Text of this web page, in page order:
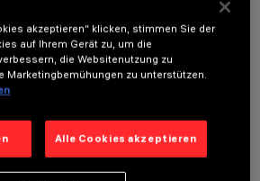
dass sich die Menschen,
Unternehmen arbeiten,
Zugehörigkeitsgefühl zu
akzeptieren“ klicken, stimmen Sie der
auf Ihrem Gerät zu, um die
die Websitenutzung zu
Marketingbemühungen zu unterstützen.
Alle Cookies akzeptieren